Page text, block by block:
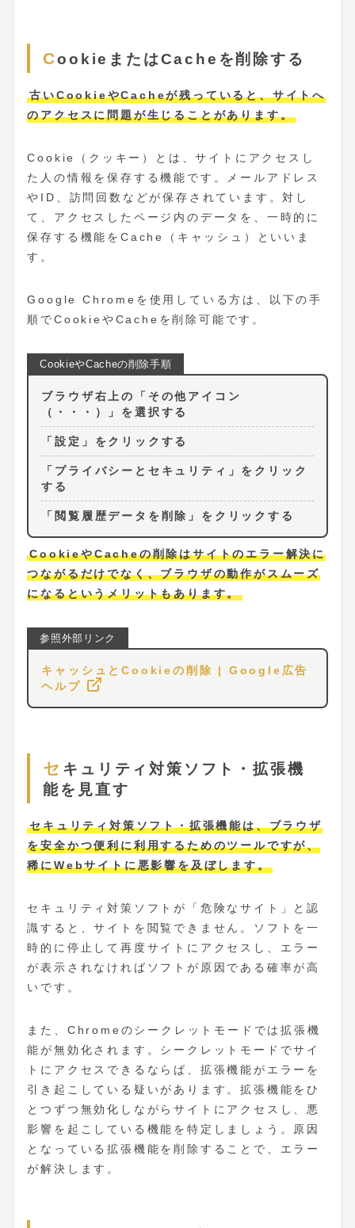
CookieまたはCacheを削除する
古いCookieやCacheが残っていると、サイトへ
のアクセスに問題が生じることがあります。
Cookie（クッキー）とは、サイトにアクセスし
た人の情報を保存する機能です。メールアドレス
やID、訪問回数などが保存されています。対し
て、アクセスしたページ内のデータを、一時的に
保存する機能をCache（キャッシュ）といいま
す。
Google Chromeを使用している方は、以下の手
順でCookieやCacheを削除可能です。
ブラウザ右上の「その他アイコン
（・・・）」を選択する
「設定」をクリックする
「プライバシーとセキュリティ」をクリック
する
「閲覧履歴データを削除」をクリックする
CookieやCacheの削除はサイトのエラー解決に
つながるだけでなく、ブラウザの動作がスムーズ
になるというメリットもあります。
キャッシュとCookieの削除 | Google広告
ヘルプ
セキュリティ対策ソフト・拡張機
能を見直す
セキュリティ対策ソフト・拡張機能は、ブラウザ
を安全かつ便利に利用するためのツールですが、
稀にWebサイトに悪影響を及ぼします。
セキュリティ対策ソフトが「危険なサイト」と認
識すると、サイトを閲覧できません。ソフトを一
時的に停止して再度サイトにアクセスし、エラー
が表示されなければソフトが原因である確率が高
いです。
また、Chromeのシークレットモードでは拡張機
能が無効化されます。シークレットモードでサイ
トにアクセスできるならば、拡張機能がエラーを
引き起こしている疑いがあります。拡張機能をひ
とつずつ無効化しながらサイトにアクセスし、悪
影響を起こしている機能を特定しましょう。原因
となっている拡張機能を削除することで、エラー
が解決します。